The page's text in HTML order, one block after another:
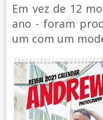
Em vez de 12
ano - foram
um com um